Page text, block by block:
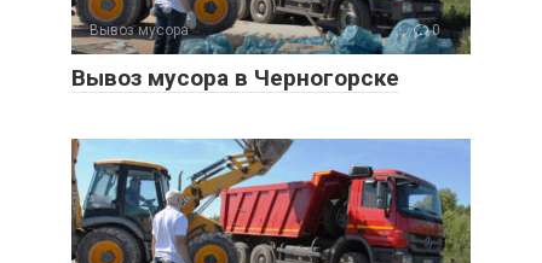
Вывоз мусора 0
Вывоз мусора в Черногорске